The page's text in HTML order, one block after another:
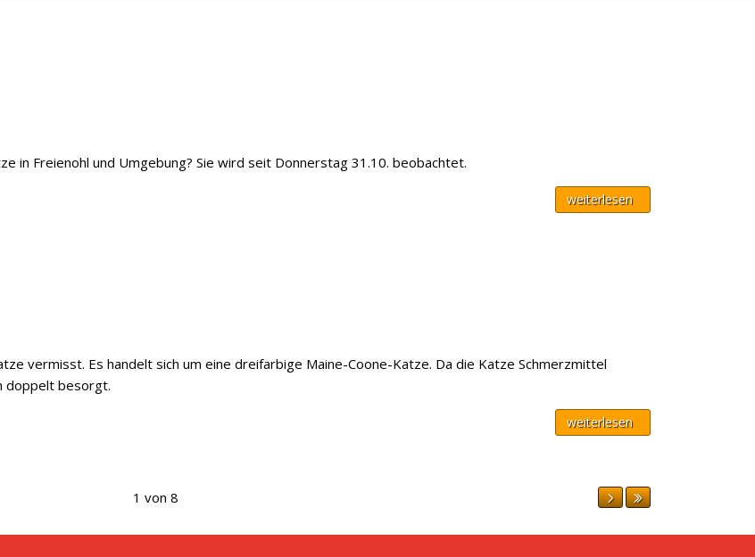
in Freienohl und Umgebung? Sie wird seit Donnerstag 31.10. beobachtet.
weiterlesen
vermisst. Es handelt sich um eine dreifarbige Maine-Coone-Katze. Da die Katze Schmerzmittel
doppelt besorgt.
weiterlesen
1 von 8